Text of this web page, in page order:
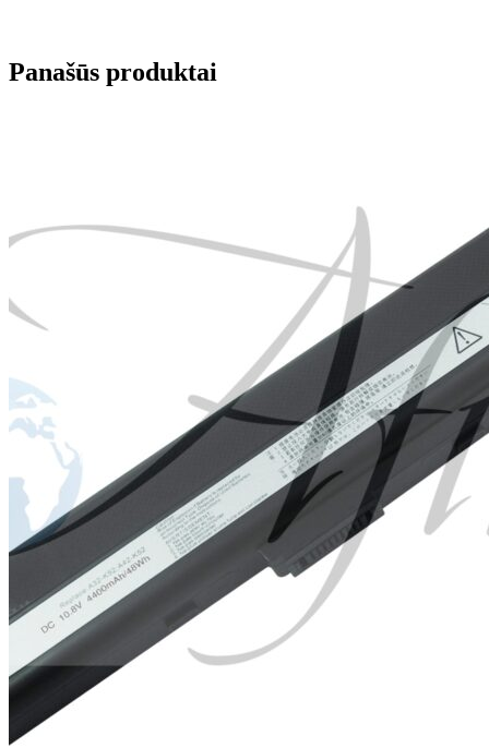
Panašūs produktai